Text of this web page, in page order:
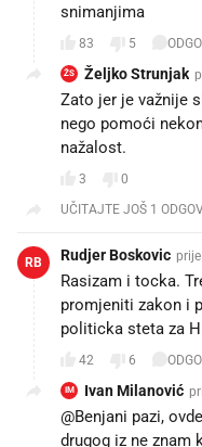
snimanjima
83 5
ŽS Željko Strunjak
Zato jer je važnije
nego pomoći
nažalost.
3
0
UČITAJTE JOŠ 1
RB Rudjer Boskovic
Rasizam i tocka.
promjeniti zakon i
politicka steta za
42 6
IM Ivan Milanović
@Benjani pazi,
drugog iz ne znam